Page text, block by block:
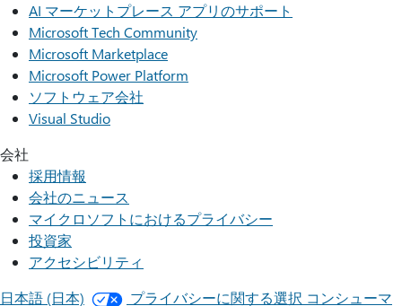
AI マーケットプレース アプリのサポート
Microsoft Tech Community
Microsoft Marketplace
Microsoft Power Platform
ソフトウェア会社
Visual Studio
会社
採用情報
会社のニュース
マイクロソフトにおけるプライバシー
投資家
アクセシビリティ
日本語 (日本)
プライバシーに関する選択 コンシューマ